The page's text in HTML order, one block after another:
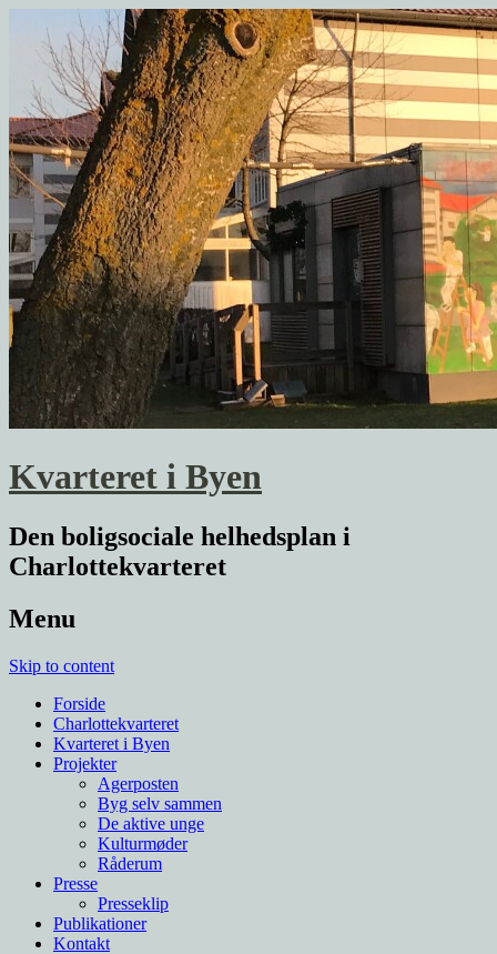
Kvarteret i Byen
Den boligsociale helhedsplan i
Charlottekvarteret
Menu
Skip to content
Forside
Charlottekvarteret
Kvarteret i Byen
Projekter
Agerposten
Byg selv sammen
De aktive unge
Kulturmøder
Råderum
Presse
Presseklip
Publikationer
Kontakt